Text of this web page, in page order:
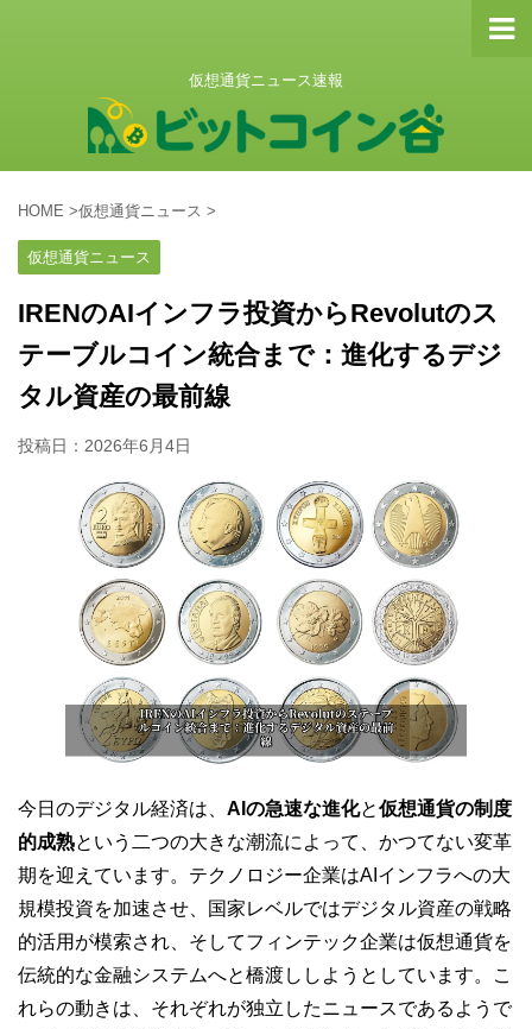
仮想通貨ニュース速報
HOME >仮想通貨ニュース >
仮想通貨ニュース
IRENのAIインフラ投資からRevolutのス
テーブルコイン統合まで：進化するデジ
タル資産の最前線
投稿日： 2026年6月4日
今日のデジタル経済は、 AIの急速な進化と仮想通貨の制度
的成熟という二つの大きな潮流によって、かつてない変革
期を迎えています。テクノロジー企業はAIインフラへの大
規模投資を加速させ、国家レベルではデジタル資産の戦略
的活用が模索され、そしてフィンテック企業は仮想通貨を
伝統的な金融システムへと橋渡ししようとしています。こ
れらの動きは、それぞれが独立したニュースであるようで